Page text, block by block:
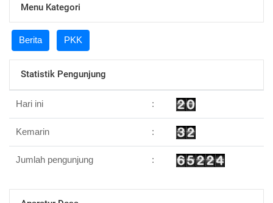
Menu Kategori
Berita PKK
Statistik Pengunjung
Hari ini :
Kemarin :
Jumlah pengunjung :